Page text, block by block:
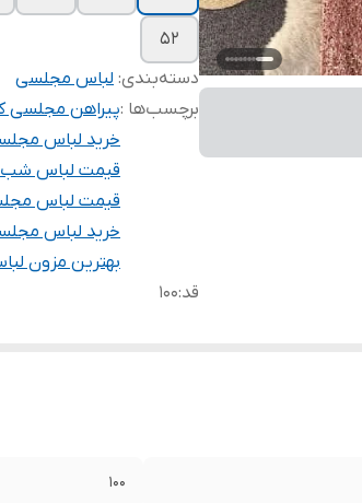
۵۲
دسته‌بندی: لباس مجلسی
برچسب‌ها :پیراهن مجلسی
خرید لباس
قیمت لباس شب
قیمت لباس
خرید لباس
بهترین مزون
قد:۱۰۰
۱۰۰